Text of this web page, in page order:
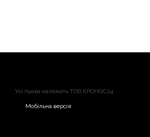
Усі права належать ТОВ КРОНОС24
Мобільна версія